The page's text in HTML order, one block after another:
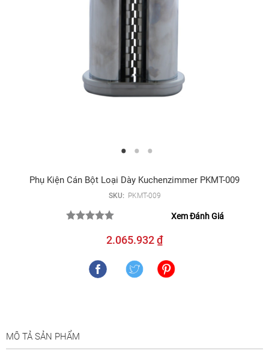
Phụ Kiện Cán Bột Loại Dày Kuchenzimmer PKMT-009
SKU: PKMT-009
Xem Đánh Giá
2.065.932 ₫
MÔ TẢ SẢN PHẨM